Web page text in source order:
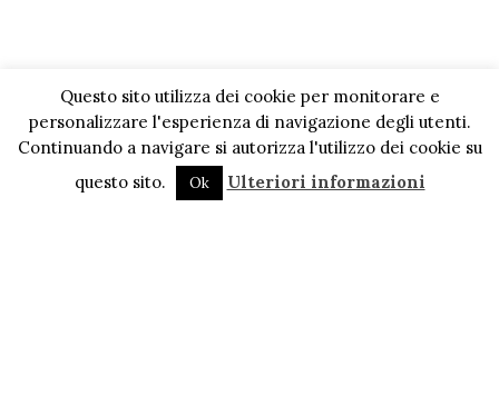
Questo sito utilizza dei cookie per monitorare e
personalizzare l'esperienza di navigazione degli utenti.
Continuando a navigare si autorizza l'utilizzo dei cookie su
questo sito.
Ok Ulteriori informazioni